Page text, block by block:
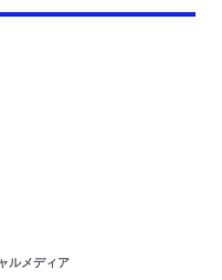
ルメディア